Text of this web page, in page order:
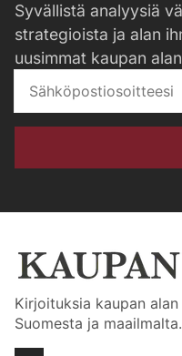
Syvällistä analyysiä
strategioista ja alan
uusimmat kaupan
Kirjoituksia kaupan
Suomesta ja maailmalta.